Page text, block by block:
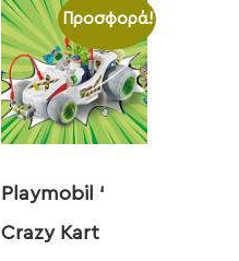
Προσφορά!
Playmobil ‘
Crazy Kart